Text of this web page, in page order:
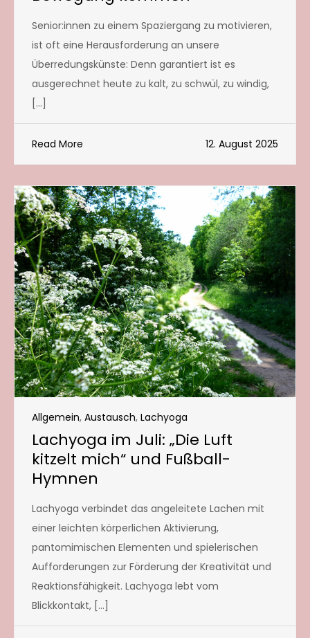
Senior:innen zu einem Spaziergang zu motivieren,
ist oft eine Herausforderung an unsere
Überredungskünste: Denn garantiert ist es
ausgerechnet heute zu kalt, zu schwül, zu windig,
[…]
Read More 12. August 2025
Allgemein, Austausch, Lachyoga
Lachyoga im Juli: „Die Luft
kitzelt mich“ und Fußball-
Hymnen
Lachyoga verbindet das angeleitete Lachen mit
einer leichten körperlichen Aktivierung,
pantomimischen Elementen und spielerischen
Aufforderungen zur Förderung der Kreativität und
Reaktionsfähigkeit. Lachyoga lebt vom
Blickkontakt, […]